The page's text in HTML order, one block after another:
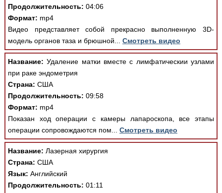
Продолжительность: 04:06
Формат: mp4
Видео представляет собой прекрасно выполненную 3D-
модель органов таза и брюшной... Смотреть видео
Название: Удаление матки вместе с лимфатическии узлами
при раке эндометрия
Страна: США
Продолжительность: 09:58
Формат: mp4
Показан ход операции с камеры лапароскопа, все этапы
операции сопровождаются пом... Смотреть видео
Название: Лазерная хирургия
Страна: США
Язык: Английский
Продолжительность: 01:11